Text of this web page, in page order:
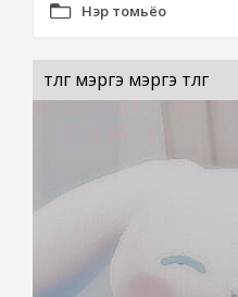
Нэр томьёо
төлгө мэргэ мэргэ төлгө